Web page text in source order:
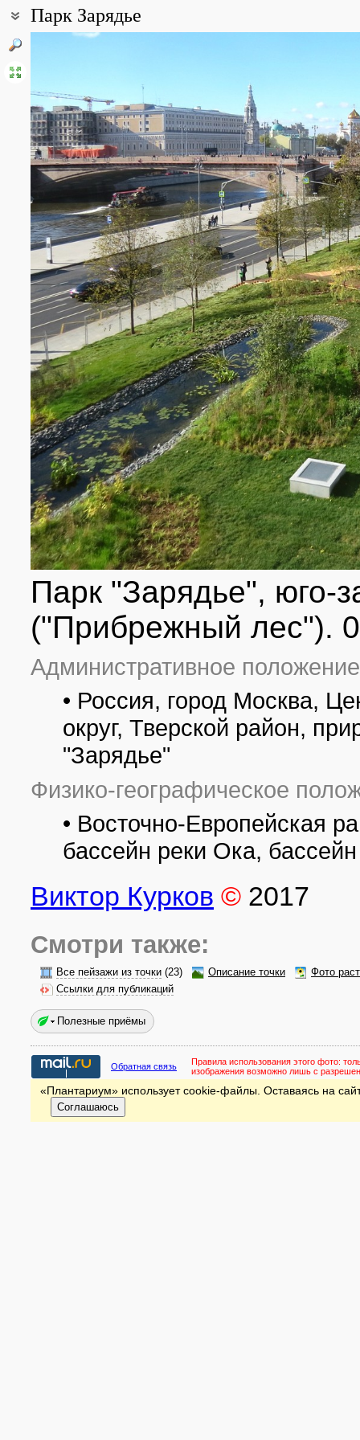
Парк Зарядье
Координаты:
Природно-ландшафтный парк "Зарядье" открылся в сентябре
ландшафтные зоны, на которых сделана попытка воссоздать
дни посетители повредили или вовсе уничтожили ок. 10 тыс.
растений, на территории парка находятся филармония,
торгово-развлекательные и научно-познавательные объекты.
Все фотографии(23) Фото растений и лишайников(17)
Парк "Зарядье", юго-
("Прибрежный лес").
Административное
• Россия, город Москва,
округ, Тверской район,
"Зарядье"
Физико-географическое
• Восточно-Европейская
бассейн реки Ока,
Виктор Курков © 2017
Смотри также:
Все пейзажи из точки (23) Описание точки
Фото
Ссылки для публикаций
Полезные приёмы
Обратная связь Правила использования этого фото:
изображения возможно лишь с
«Плантариум» использует cookie-файлы. Оставаясь на
Соглашаюсь